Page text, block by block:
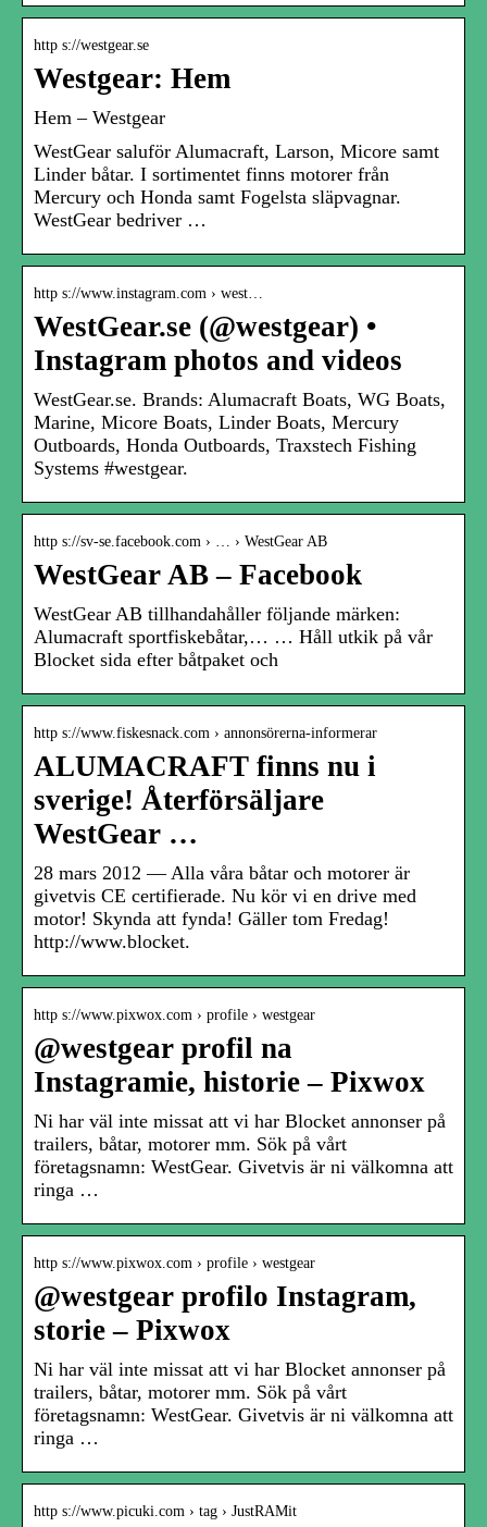
http s://westgear.se
Westgear: Hem
Hem – Westgear
WestGear saluför Alumacraft, Larson, Micore samt
Linder båtar. I sortimentet finns motorer från
Mercury och Honda samt Fogelsta släpvagnar.
WestGear bedriver …
http s://www.instagram.com › west…
WestGear.se (@westgear) •
Instagram photos and videos
WestGear.se. Brands: Alumacraft Boats, WG Boats,
Marine, Micore Boats, Linder Boats, Mercury
Outboards, Honda Outboards, Traxstech Fishing
Systems #westgear.
http s://sv-se.facebook.com › … › WestGear AB
WestGear AB – Facebook
WestGear AB tillhandahåller följande märken:
Alumacraft sportfiskebåtar,… … Håll utkik på vår
Blocket sida efter båtpaket och
http s://www.fiskesnack.com › annonsörerna-informerar
ALUMACRAFT finns nu i
sverige! Återförsäljare
WestGear …
28 mars 2012 — Alla våra båtar och motorer är
givetvis CE certifierade. Nu kör vi en drive med
motor! Skynda att fynda! Gäller tom Fredag!
http://www.blocket.
http s://www.pixwox.com › profile › westgear
@westgear profil na
Instagramie, historie – Pixwox
Ni har väl inte missat att vi har Blocket annonser på
trailers, båtar, motorer mm. Sök på vårt
företagsnamn: WestGear. Givetvis är ni välkomna att
ringa …
http s://www.pixwox.com › profile › westgear
@westgear profilo Instagram,
storie – Pixwox
Ni har väl inte missat att vi har Blocket annonser på
trailers, båtar, motorer mm. Sök på vårt
företagsnamn: WestGear. Givetvis är ni välkomna att
ringa …
http s://www.picuki.com › tag › JustRAMit